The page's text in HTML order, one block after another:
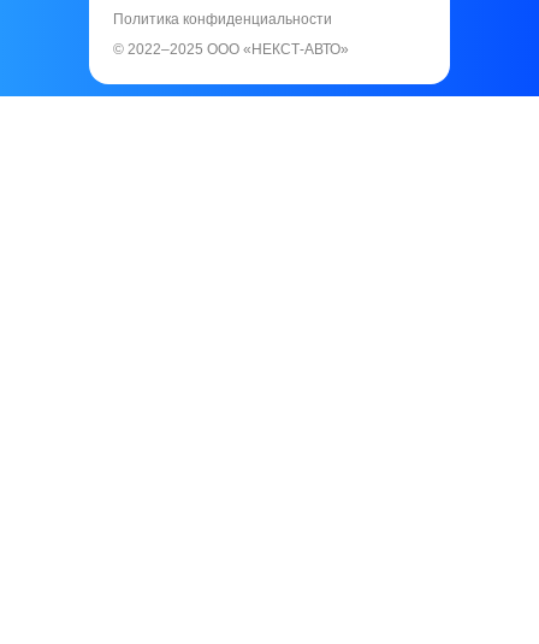
© 2022–2025 ООО «НЕКСТ-АВТО»
Политика конфиденциальности